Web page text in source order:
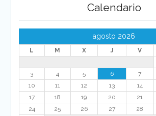
Calendario
agosto 2026
L M X J V
3
4 5 6 7
10
11 12 13 14
17
18 19 20 21
24
25 26 27 28